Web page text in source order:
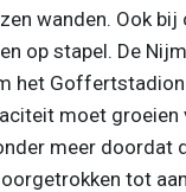
wanden. Ook bij
op stapel. De
het
moet groeien
meer doordat
tot